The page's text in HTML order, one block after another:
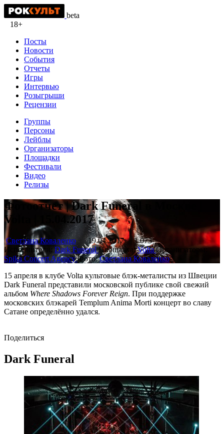
beta
18+
Посты
Новости
События
Отчеты
Игры
Интервью
Розыгрыши
Рецензии
Группы
Персоны
Лейблы
Организаторы
Площадки
Фестивали
Видео
Релизы
Фотоотчет | Dark Funeral в Москве |
Volta | 15.04.2017
Светлана Коваленко 19.04.2017
1 073
Исполнители: Dark FuneralПлощадка:VoltaОрганизаторы:
Spika Concert AgencyФото:Светлана Коваленко
15 апреля в клубе Volta культовые блэк-металисты из Швеции
Dark Funeral представили московской публике свой свежий
альбом Where Shadows Forever Reign. При поддержке
московских блэкарей Templum Anima Morti концерт во славу
Сатане определённо удался.
Поделиться
Dark Funeral